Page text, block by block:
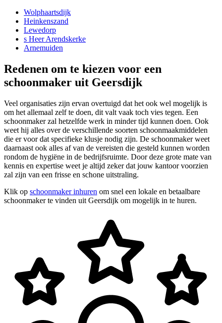
Wolphaartsdijk
Heinkenszand
Lewedorp
s Heer Arendskerke
Arnemuiden
Redenen om te kiezen voor een
schoonmaker uit Geersdijk
Veel organisaties zijn ervan overtuigd dat het ook wel mogelijk is
om het allemaal zelf te doen, dit valt vaak toch vies tegen. Een
schoonmaker zal hetzelfde werk in minder tijd kunnen doen. Ook
weet hij alles over de verschillende soorten schoonmaakmiddelen
die er voor dat specifieke klusje nodig zijn. De schoonmaker weet
daarnaast ook alles af van de vereisten die gesteld kunnen worden
rondom de hygiëne in de bedrijfsruimte. Door deze grote mate van
kennis en expertise weet je altijd zeker dat jouw kantoor voorzien
zal zijn van een frisse en schone uitstraling.
Klik op schoonmaker inhuren om snel een lokale en betaalbare
schoonmaker te vinden uit Geersdijk om mogelijk in te huren.